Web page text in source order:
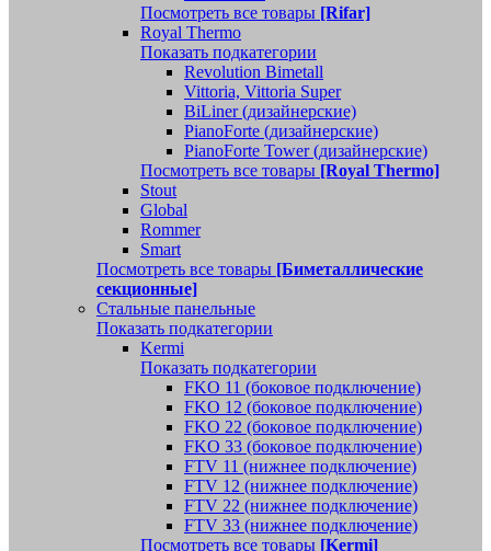
Посмотреть все товары [Rifar]
Royal Thermo
Показать подкатегории
Revolution Bimetall
Vittoria, Vittoria Super
BiLiner (дизайнерские)
PianoForte (дизайнерские)
PianoForte Tower (дизайнерские)
Посмотреть все товары [Royal Thermo]
Stout
Global
Rommer
Smart
Посмотреть все товары [Биметаллические
секционные]
Стальные панельные
Показать подкатегории
Kermi
Показать подкатегории
FKO 11 (боковое подключение)
FKO 12 (боковое подключение)
FKO 22 (боковое подключение)
FKO 33 (боковое подключение)
FTV 11 (нижнее подключение)
FTV 12 (нижнее подключение)
FTV 22 (нижнее подключение)
FTV 33 (нижнее подключение)
Посмотреть все товары [Kermi]